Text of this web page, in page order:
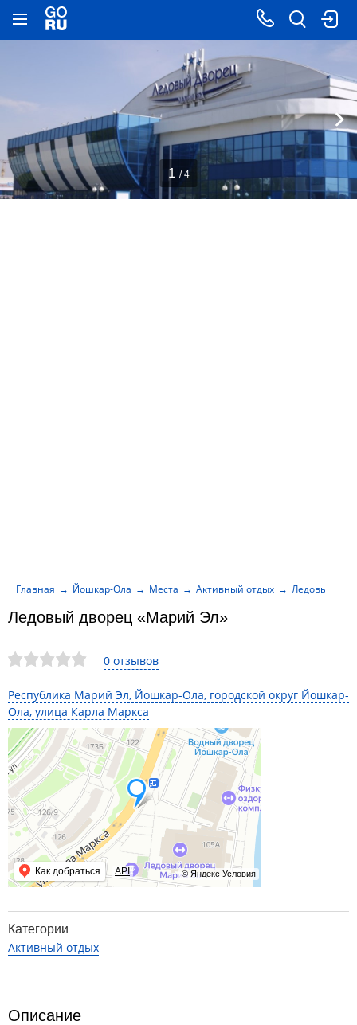
0 отзывов
Республика Марий Эл, Йошкар-Ола, городской округ Йошкар-
Ола, улица Карла Маркса
© Яндекс Условия
Как добраться API
Ледовый дворец «Марий Эл»
Главная Йошкар-Ола Места Активный отдых Ледовый
1 / 4
Категории
Активный отдых
Описание